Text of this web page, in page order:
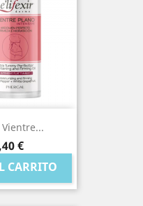
Vientre...
€
CARRITO